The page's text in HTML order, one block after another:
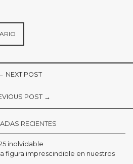
NEXT POST
POST →
RECIENTES
inolvidable
figura imprescindible en nuestros